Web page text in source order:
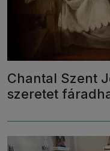
Chantal Szent
szeretet